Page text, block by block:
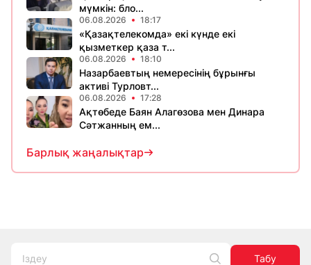
мүмкін: бло...
06.08.2026 18:17
«Қазақтелекомда» екі күнде екі
қызметкер қаза т...
06.08.2026 18:10
Назарбаевтың немересінің бұрынғы
активі Турловт...
06.08.2026 17:28
Ақтөбеде Баян Алагөзова мен Динара
Сәтжанның ем...
Барлық жаңалықтар
Табу